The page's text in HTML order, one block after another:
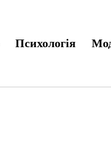
Психологія